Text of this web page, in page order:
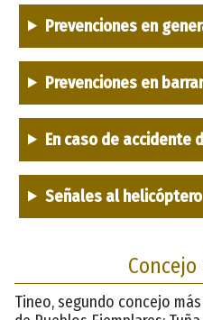
Prevenciones en
Prevenciones en
En caso de accidente
Señales al helicóptero
Tineo, segundo concejo